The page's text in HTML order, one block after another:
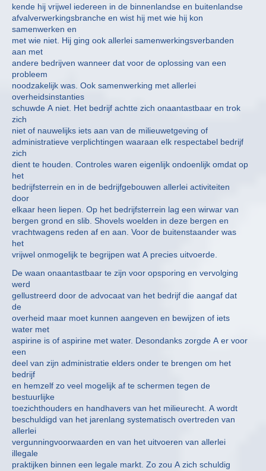
kende hij vrijwel iedereen in de binnenlandse en buitenlandse
afvalverwerkingsbranche en wist hij met wie hij kon
samenwerken en
met wie niet. Hij ging ook allerlei samenwerkingsverbanden
aan met
andere bedrijven wanneer dat voor de oplossing van een
probleem
noodzakelijk was. Ook samenwerking met allerlei
overheidsinstanties
schuwde A niet. Het bedrijf achtte zich onaantastbaar en trok
zich
niet of nauwelijks iets aan van de milieuwetgeving of
administratieve verplichtingen waaraan elk respectabel bedrijf
zich
dient te houden. Controles waren eigenlijk ondoenlijk omdat op
het
bedrijfsterrein en in de bedrijfgebouwen allerlei activiteiten
door
elkaar heen liepen. Op het bedrijfsterrein lag een wirwar van
bergen grond en slib. Shovels woelden in deze bergen en
vrachtwagens reden af en aan. Voor de buitenstaander was
het
vrijwel onmogelijk te begrijpen wat A precies uitvoerde.
De waan onaantastbaar te zijn voor opsporing en vervolging
werd
gellustreerd door de advocaat van het bedrijf die aangaf dat
de
overheid maar moet kunnen aangeven en bewijzen of iets
water met
aspirine is of aspirine met water. Desondanks zorgde A er voor
een
deel van zijn administratie elders onder te brengen om het
bedrijf
en hemzelf zo veel mogelijk af te schermen tegen de
bestuurlijke
toezichthouders en handhavers van het milieurecht. A wordt
beschuldigd van het jarenlang systematisch overtreden van
allerlei
vergunningvoorwaarden en van het uitvoeren van allerlei
illegale
praktijken binnen een legale markt. Zo zou A zich schuldig